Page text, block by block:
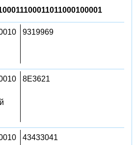
9319969
8E3621
43433041